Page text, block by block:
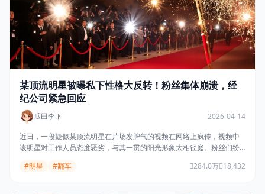
某顶流明星被曝私下性格大反转！粉丝集体崩溃，经
纪公司紧急回应
瓜田李下
2026-04-14
近日，一段疑似某顶流明星在片场发脾气的视频在网络上疯传，视频中
该明星对工作人员态度恶劣，与其一贯的阳光形象大相径庭。粉丝们纷
#明星 #翻车 284.0万 18,432